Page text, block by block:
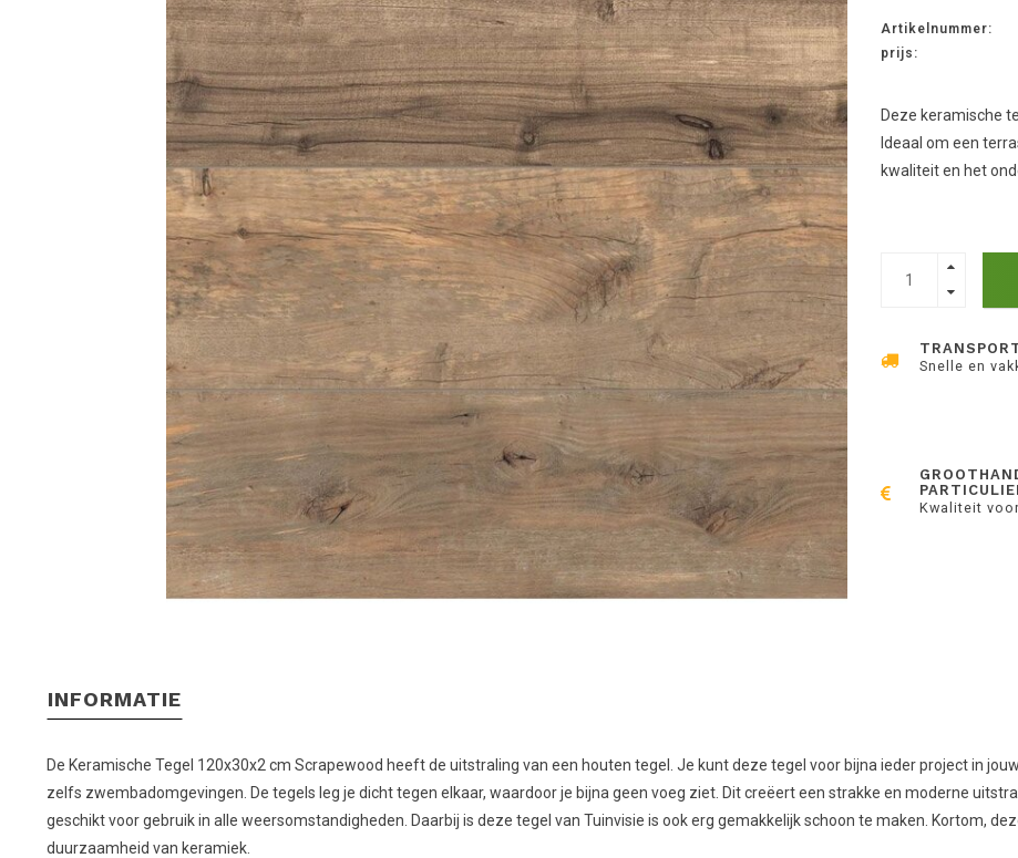
Artikelnummer:
prijs:
Deze keramische
Ideaal om een
kwaliteit en het
Snelle en
Kwaliteit
INFORMATIE
De Keramische Tegel 120x30x2 cm Scrapewood heeft de uitstraling van een houten tegel. Je kunt deze tegel voor bijna ieder project in
zelfs zwembadomgevingen. De tegels leg je dicht tegen elkaar, waardoor je bijna geen voeg ziet. Dit creëert een strakke en moderne
geschikt voor gebruik in alle weersomstandigheden. Daarbij is deze tegel van Tuinvisie is ook erg gemakkelijk schoon te maken. Kortom,
duurzaamheid van keramiek.